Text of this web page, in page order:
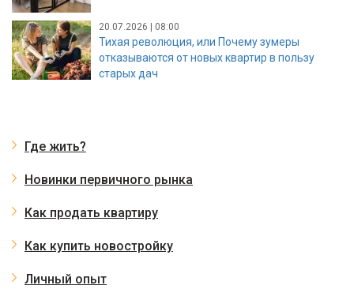
20.07.2026 | 08:00
Тихая революция, или Почему зумеры
отказываются от новых квартир в пользу
старых дач
Где жить?
Новинки первичного рынка
Как продать квартиру
Как купить новостройку
Личный опыт